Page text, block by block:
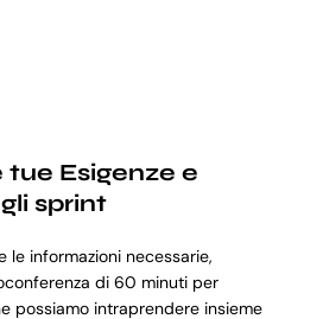
Esigenze e
sprint
le informazioni necessarie,
di 60 minuti per
possiamo intraprendere insieme